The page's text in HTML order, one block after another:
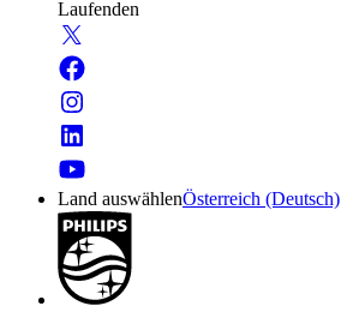
Laufenden
Land auswählenÖsterreich (Deutsch)